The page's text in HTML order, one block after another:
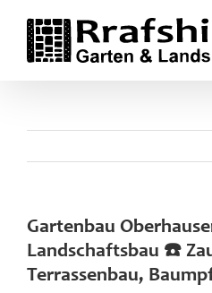
content
Gartenbau
Landschaftsbau ☎️
Terrassenbau,